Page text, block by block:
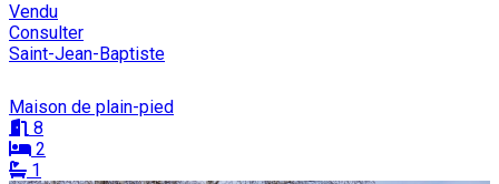
Vendu
Consulter
Saint-Jean-Baptiste
Maison de plain-pied
8
2
1